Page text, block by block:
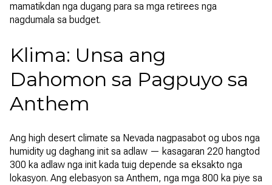
mamatikdan nga dugang para sa mga retirees nga
nagdumala sa budget.
Klima: Unsa ang
Dahomon sa Pagpuyo sa
Anthem
Ang high desert climate sa Nevada nagpasabot og ubos nga
humidity ug daghang init sa adlaw — kasagaran 220 hangtod
300 ka adlaw nga init kada tuig depende sa eksakto nga
lokasyon. Ang elebasyon sa Anthem, nga mga 800 ka piye sa